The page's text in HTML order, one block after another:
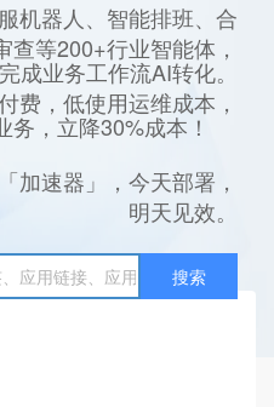
机器人、智能排班、合
查等200+行业智能体，
成业务工作流AI转化。
费，低使用运维成本，
，立降30%成本！
速器」，今天部署，
明天见效。
搜索